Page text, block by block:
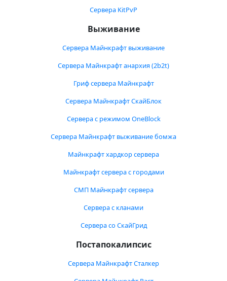
Сервера KitPvP
Выживание
Сервера Майнкрафт выживание
Сервера Майнкрафт анархия (2b2t)
Гриф сервера Майнкрафт
Сервера Майнкрафт СкайБлок
Сервера с режимом OneBlock
Сервера Майнкрафт выживание бомжа
Майнкрафт хардкор сервера
Майнкрафт сервера с городами
СМП Майнкрафт сервера
Сервера с кланами
Сервера со СкайГрид
Постапокалипсис
Сервера Майнкрафт Сталкер